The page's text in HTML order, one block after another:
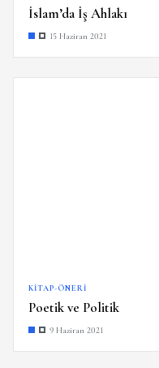
İslam’da İş Ahlakı
15 Haziran 2021
KITAP-ÖNERI
Poetik ve Politik
9 Haziran 2021